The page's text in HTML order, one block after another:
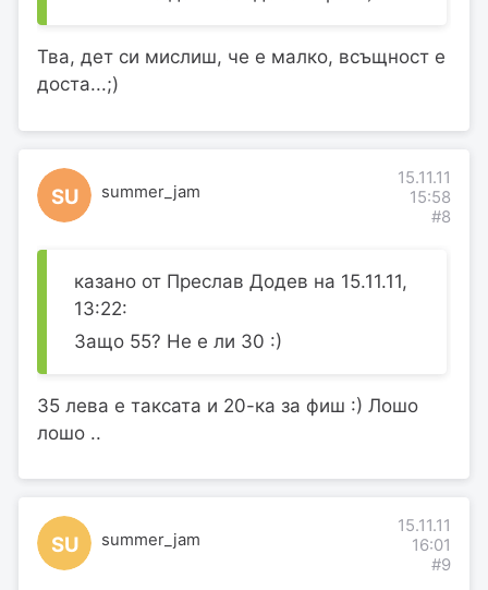
Тва, дет си мислиш, че е малко, всъщност е
доста...;)
SU summer_jam
15.11.11
15:58
#8
казано от Преслав Додев на 15.11.11,
13:22:
Защо 55? Не е ли 30 :)
35 лева е таксата и 20-ка за фиш :) Лошо
лошо ..
SU summer_jam
15.11.11
16:01
#9